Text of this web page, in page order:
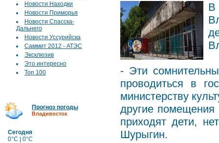
Новости Находки
Новости Приморья
Новости Спасска-
Дальнего
Новости Уссурийска
Саммит 2012 - АТЭС
Эксклюзив
Это интересно
Топ 100
Прогноз погоды
Владивосток
Сегодня
0°C | 0°C
- Эти
проводиться в
министерству
другие помещения
приходят дети,
Шурыгин.